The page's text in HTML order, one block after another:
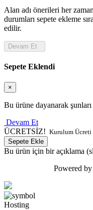
Alan adı önerileri her
durumları sepete ekleme
edilir.
Sepete Eklendi
×
Bu ürüne dayanarak
Devam Et
ÜCRETSİZ! Kurulum Ücreti
Sepete Ekle
Bu ürün için bir açıklama
Powered by
Hosting